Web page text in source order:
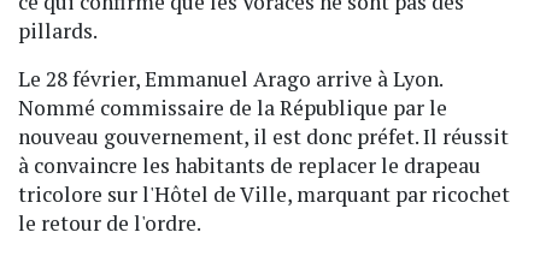
pillards.
Le 28 février, Emmanuel Arago arrive à Lyon.
Nommé commissaire de la République par le
nouveau gouvernement, il est donc préfet. Il réussit
à convaincre les habitants de replacer le drapeau
tricolore sur l'Hôtel de Ville, marquant par ricochet
le retour de l'ordre.